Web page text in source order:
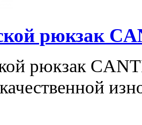
рюкзак
рюкзак